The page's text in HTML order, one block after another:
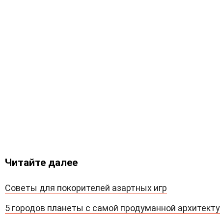
Читайте далее
Советы для покорителей азартных игр
5 городов планеты с самой продуманной